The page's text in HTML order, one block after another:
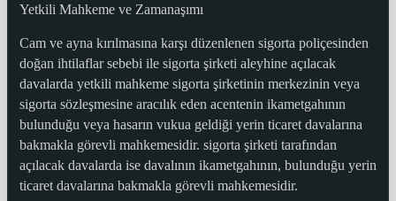
Yetkili Mahkeme ve Zamanaşımı
Cam ve ayna kırılmasına karşı düzenlenen sigorta poliçesinden
doğan ihtilaflar sebebi ile sigorta şirketi aleyhine açılacak
davalarda yetkili mahkeme sigorta şirketinin merkezinin veya
sigorta sözleşmesine aracılık eden acentenin ikametgahının
bulunduğu veya hasarın vukua geldiği yerin ticaret davalarına
bakmakla görevli mahkemesidir. sigorta şirketi tarafından
açılacak davalarda ise davalının ikametgahının, bulunduğu yerin
ticaret davalarına bakmakla görevli mahkemesidir.